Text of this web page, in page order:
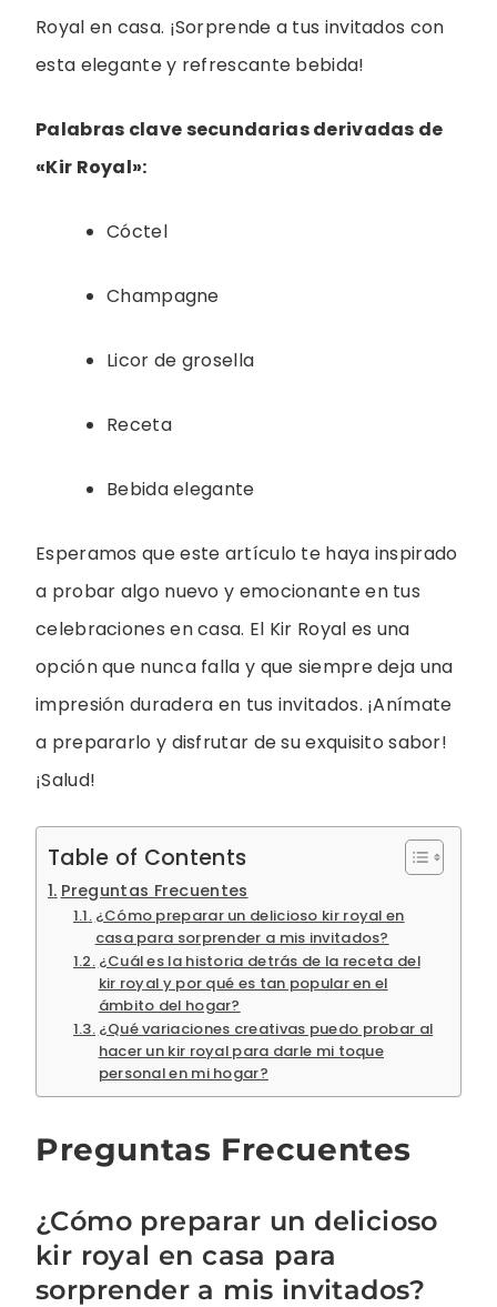
Royal en casa. ¡Sorprende a tus invitados con
esta elegante y refrescante bebida!
Palabras clave secundarias derivadas de
«Kir Royal»:
Cóctel
Champagne
Licor de grosella
Receta
Bebida elegante
Esperamos que este artículo te haya inspirado
a probar algo nuevo y emocionante en tus
celebraciones en casa. El Kir Royal es una
opción que nunca falla y que siempre deja una
impresión duradera en tus invitados. ¡Anímate
a prepararlo y disfrutar de su exquisito sabor!
¡Salud!
Table of Contents
Preguntas Frecuentes
¿Cómo preparar un delicioso kir royal en
casa para sorprender a mis invitados?
¿Cuál es la historia detrás de la receta del
kir royal y por qué es tan popular en el
ámbito del hogar?
¿Qué variaciones creativas puedo probar al
hacer un kir royal para darle mi toque
personal en mi hogar?
Preguntas Frecuentes
¿Cómo preparar un delicioso
kir royal en casa para
sorprender a mis invitados?